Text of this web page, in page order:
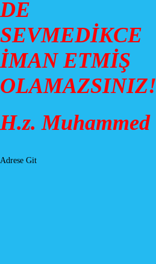
DE
SEVMEDİKCE
İMAN ETMİŞ
OLAMAZSINIZ!
H.z. Muhammed
Adrese Git